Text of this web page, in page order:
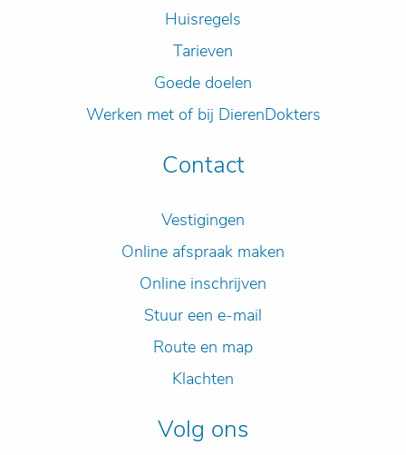
Huisregels
Tarieven
Goede doelen
Werken met of bij DierenDokters
Contact
Vestigingen
Online afspraak maken
Online inschrijven
Stuur een e-mail
Route en map
Klachten
Volg ons